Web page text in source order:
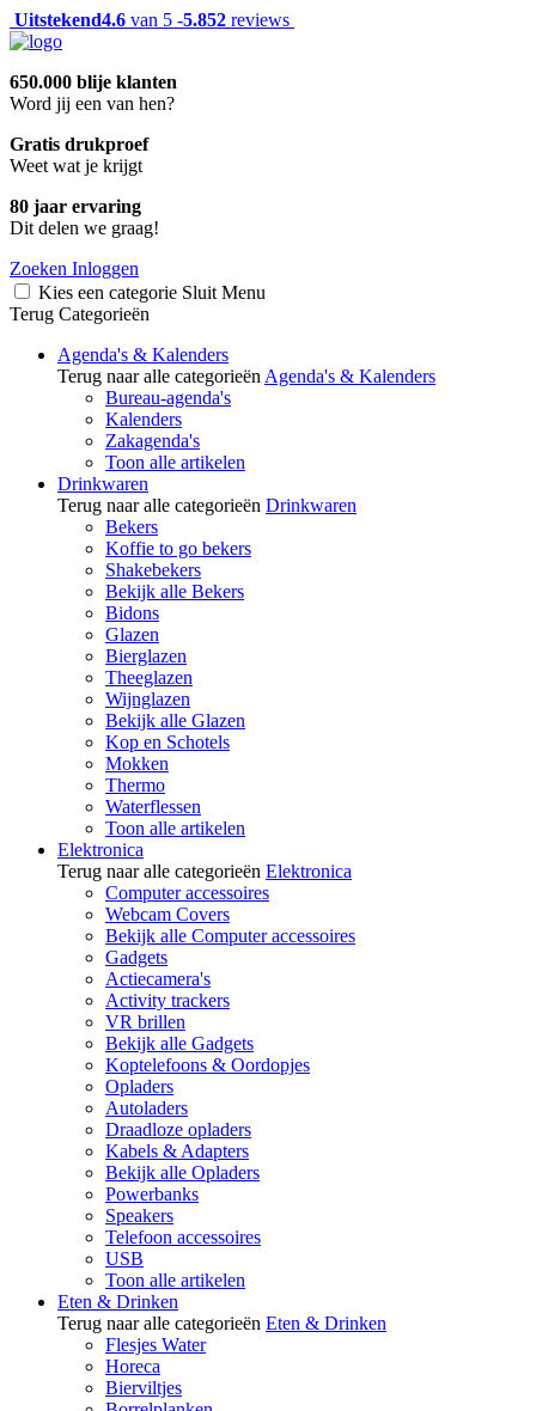
Uitstekend4.6 van 5 -5.852 reviews
650.000 blije klanten
Word jij een van hen?
Gratis drukproef
Weet wat je krijgt
80 jaar ervaring
Dit delen we graag!
Zoeken Inloggen
Kies een categorie Sluit Menu
Terug Categorieën
Agenda's & Kalenders
Terug naar alle categorieën Agenda's & Kalenders
Bureau-agenda's
Kalenders
Zakagenda's
Toon alle artikelen
Drinkwaren
Terug naar alle categorieën Drinkwaren
Bekers
Koffie to go bekers
Shakebekers
Bekijk alle Bekers
Bidons
Glazen
Bierglazen
Theeglazen
Wijnglazen
Bekijk alle Glazen
Kop en Schotels
Mokken
Thermo
Waterflessen
Toon alle artikelen
Elektronica
Terug naar alle categorieën Elektronica
Computer accessoires
Webcam Covers
Bekijk alle Computer accessoires
Gadgets
Actiecamera's
Activity trackers
VR brillen
Bekijk alle Gadgets
Koptelefoons & Oordopjes
Opladers
Autoladers
Draadloze opladers
Kabels & Adapters
Bekijk alle Opladers
Powerbanks
Speakers
Telefoon accessoires
USB
Toon alle artikelen
Eten & Drinken
Terug naar alle categorieën Eten & Drinken
Flesjes Water
Horeca
Bierviltjes